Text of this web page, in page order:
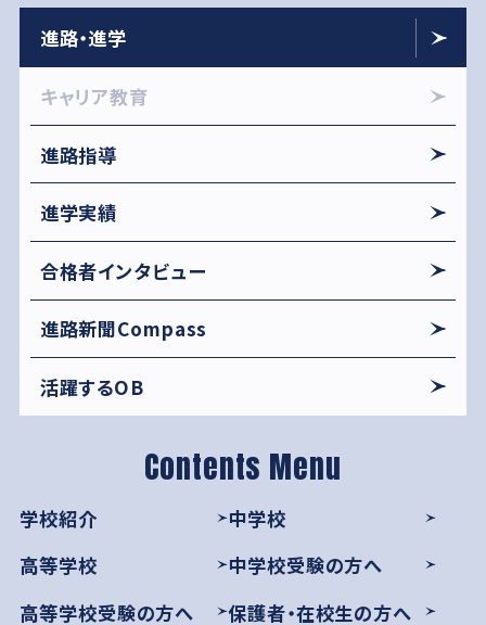
学校紹介
中学校
高等学校
進路・進学
キャリア教育
進路指導
進学実績
合格者インタビュー
進路新聞Compass
活躍するOB
中学校受験の方へ
高等学校受験の方へ
保護者・在校生の方へ